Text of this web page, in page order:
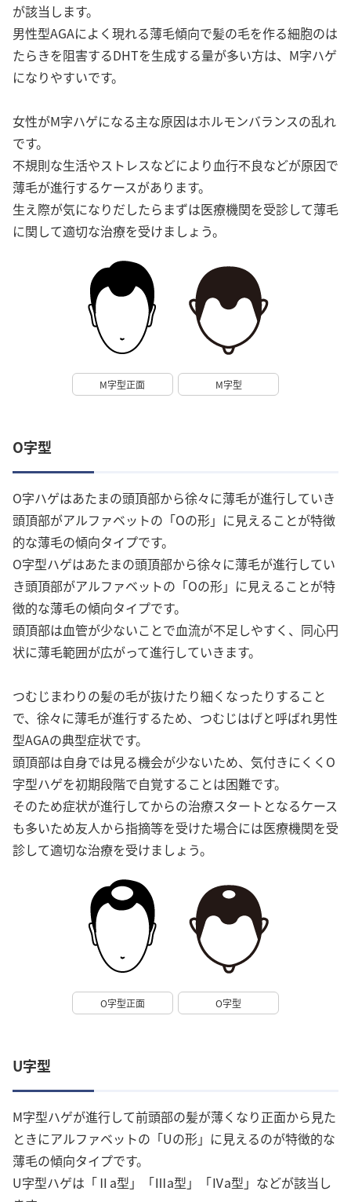
が該当します。
男性型AGAによく現れる薄毛傾向で髪の毛を作る細胞のは
たらきを阻害するDHTを生成する量が多い方は、M字ハゲ
になりやすいです。
女性がM字ハゲになる主な原因はホルモンバランスの乱れ
です。
不規則な生活やストレスなどにより血行不良などが原因で
薄毛が進行するケースがあります。
生え際が気になりだしたらまずは医療機関を受診して薄毛
に関して適切な治療を受けましょう。
M字型正面 M字型
O字型
O字ハゲはあたまの頭頂部から徐々に薄毛が進行していき
頭頂部がアルファベットの「Oの形」に見えることが特徴
的な薄毛の傾向タイプです。
O字型ハゲはあたまの頭頂部から徐々に薄毛が進行してい
き頭頂部がアルファベットの「Oの形」に見えることが特
徴的な薄毛の傾向タイプです。
頭頂部は血管が少ないことで血流が不足しやすく、同心円
状に薄毛範囲が広がって進行していきます。
つむじまわりの髪の毛が抜けたり細くなったりすること
で、徐々に薄毛が進行するため、つむじはげと呼ばれ男性
型AGAの典型症状です。
頭頂部は自身では見る機会が少ないため、気付きにくくO
字型ハゲを初期段階で自覚することは困難です。
そのため症状が進行してからの治療スタートとなるケース
も多いため友人から指摘等を受けた場合には医療機関を受
診して適切な治療を受けましょう。
O字型正面 O字型
U字型
M字型ハゲが進行して前頭部の髪が薄くなり正面から見た
ときにアルファベットの「Uの形」に見えるのが特徴的な
薄毛の傾向タイプです。
U字型ハゲは「Ⅱa型」「Ⅲa型」「Ⅳa型」などが該当し